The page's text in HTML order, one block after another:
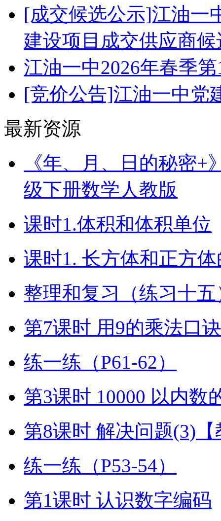
[成交候选公示]江油一
建设项目成交供应商
江油一中2026年春季
[竞价公告]江油一中党
最新资源
《年、月、日的秘密+
级下册数学人教版
课时1.体积和体积单位
课时1. 长方体和正方
整理和复习（练习十五
第7课时 用9的乘法口
练一练（P61-62）
第3课时 10000 以内数
第8课时 解决问题(3)
练一练（P53-54）
第1课时 认识数字编码